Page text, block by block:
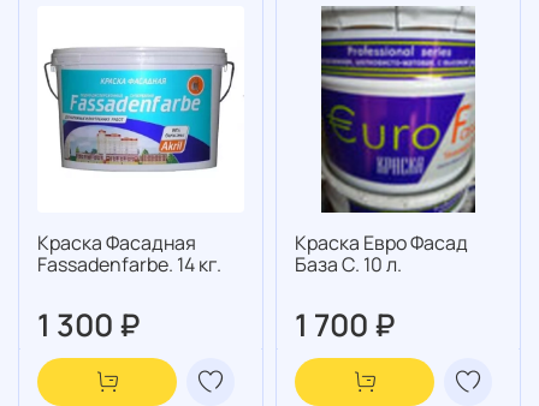
Краска Фасадная
Fassadenfarbe. 14 кг.
1 300 ₽
Краска Евро Фасад
База С. 10 л.
1 700 ₽